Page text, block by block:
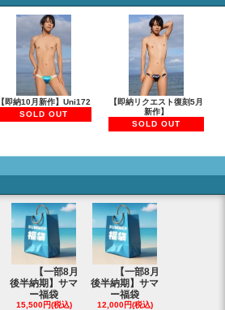
【即納10月新作】Uni172
SOLD OUT
【即納リクエスト復刻5月
新作】
SOLD OUT
【一部8月
後半納期】サマ
ー福袋
15,500円(税込)
【一部8月
後半納期】サマ
ー福袋
12,000円(税込)